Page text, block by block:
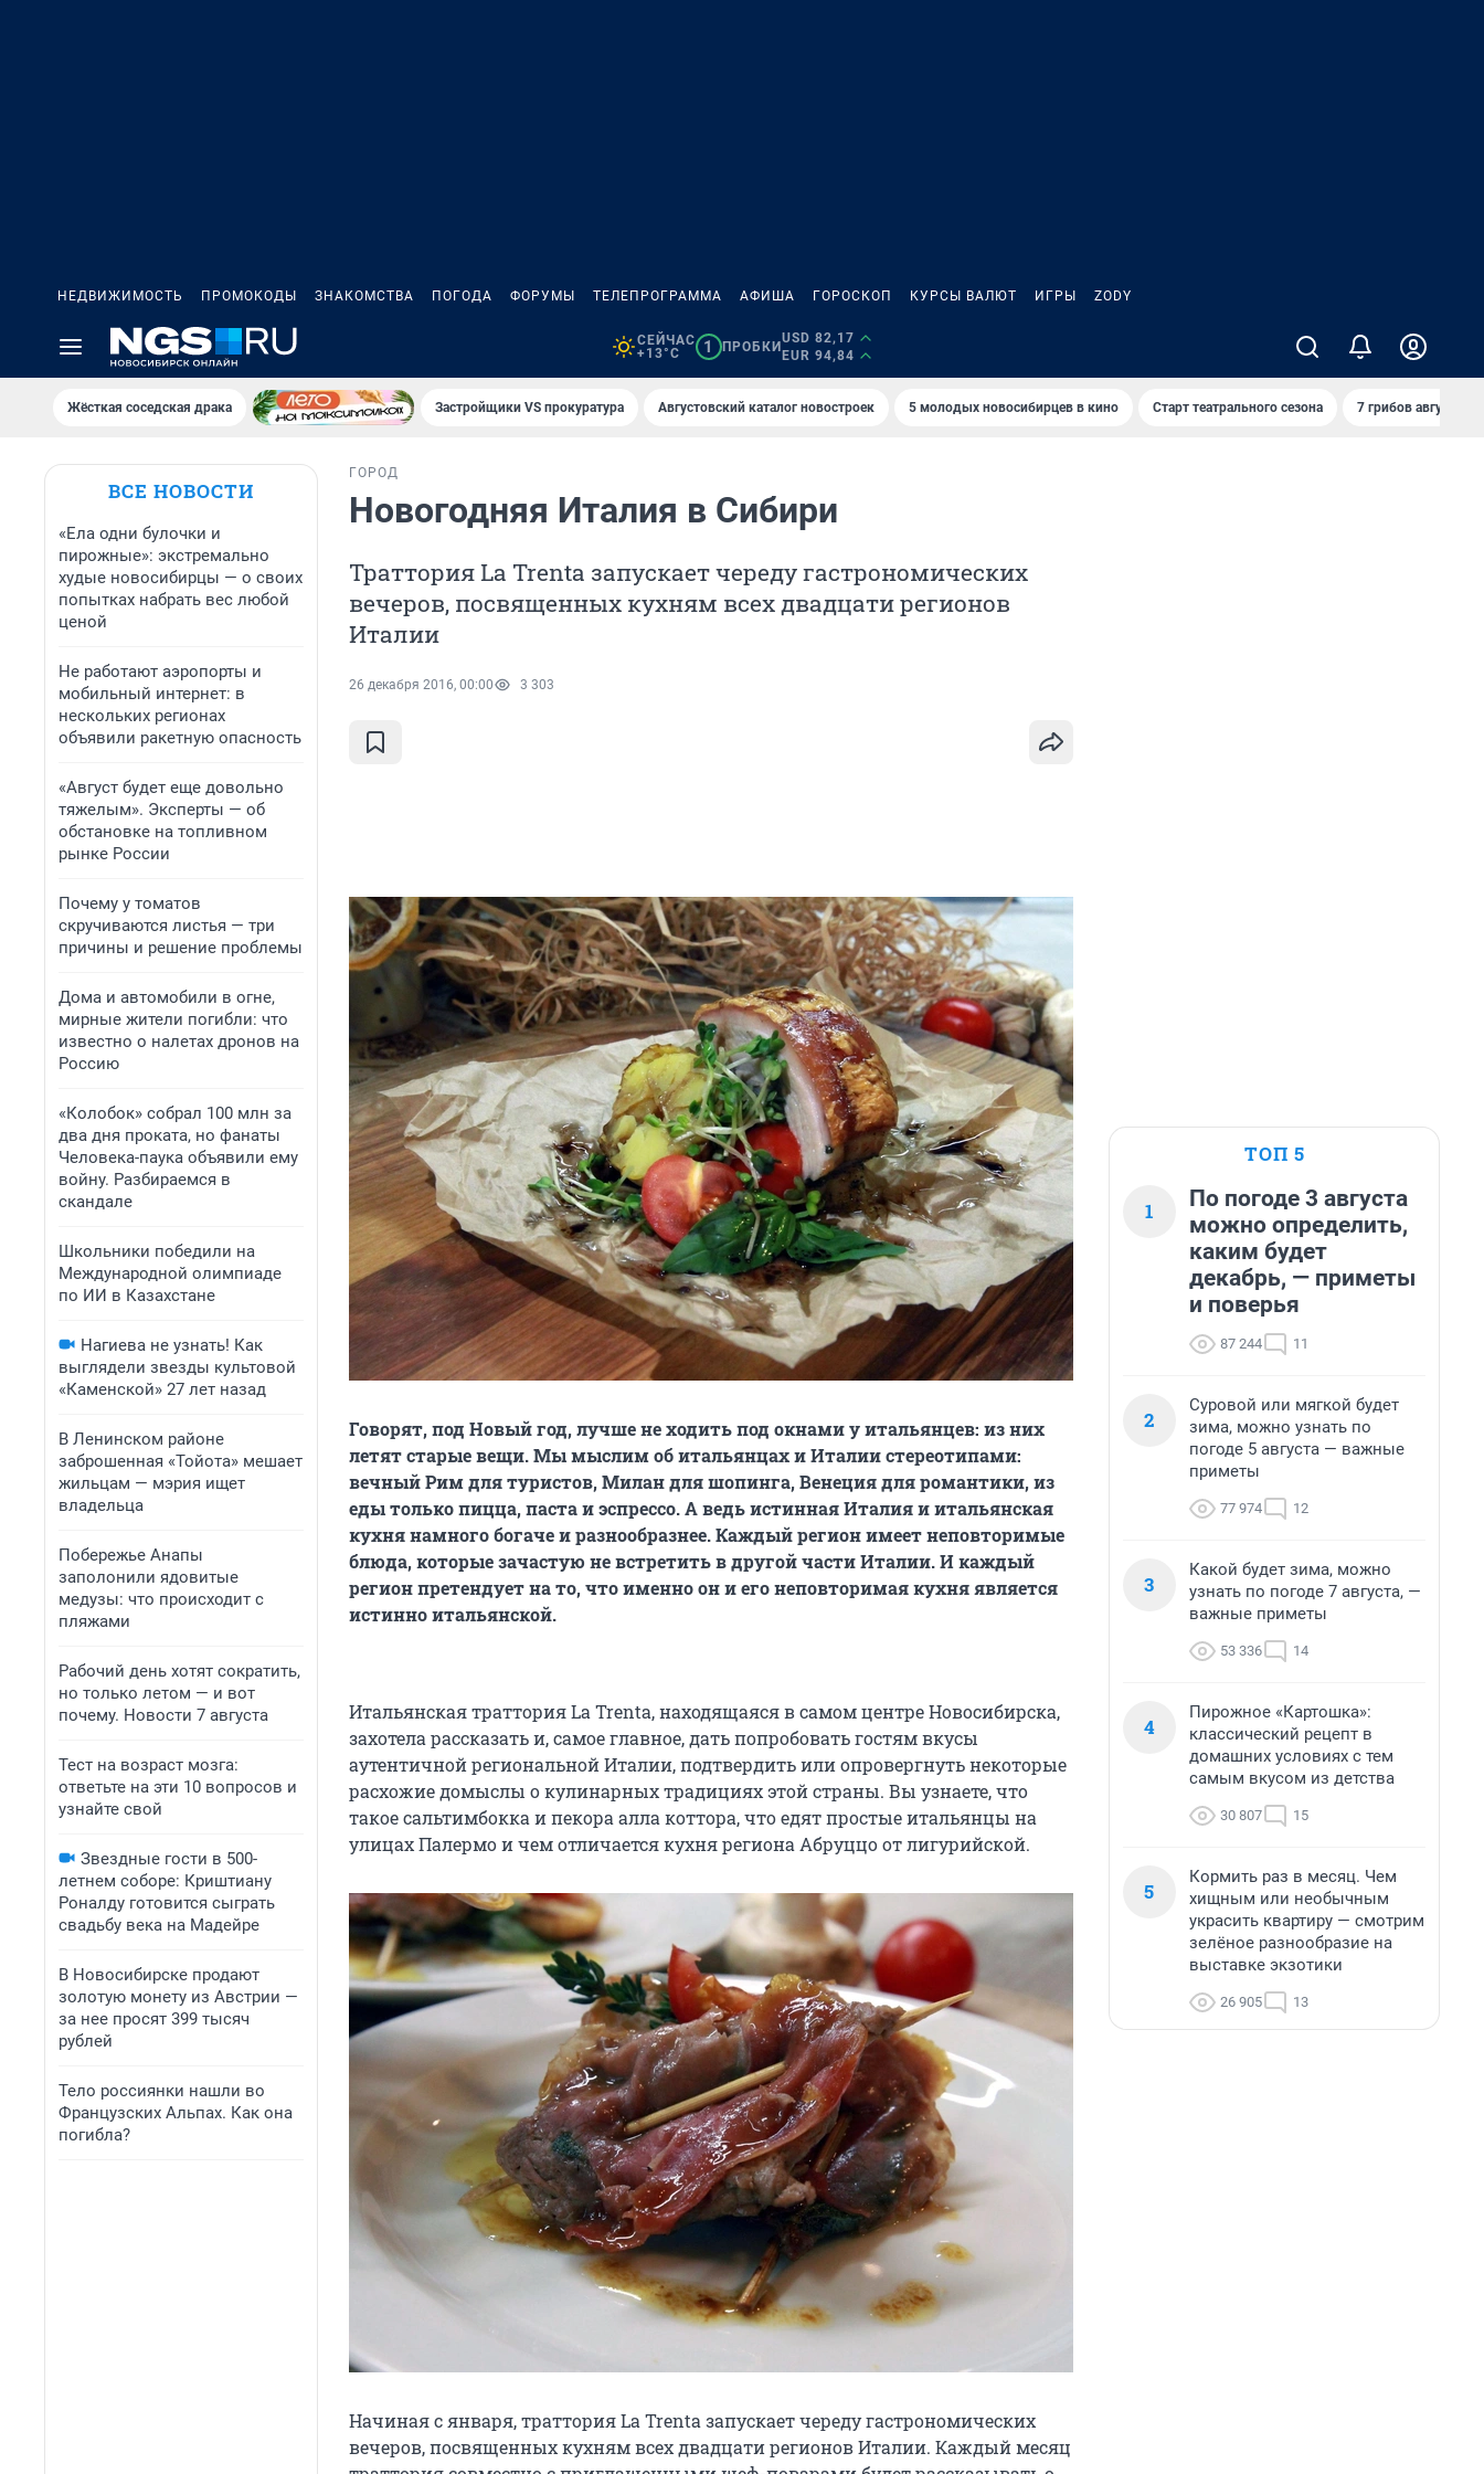
НЕДВИЖИМОСТЬ ПРОМОКОДЫ ЗНАКОМСТВА ПОГОДА ФОРУМЫ ТЕЛЕПРОГРАММА АФИША ГОРОСКОП КУРСЫ ВАЛЮТ ИГРЫ ZODY
СЕЙЧАС
+13°C
1 ПРОБКИ
USD 82,17
EUR 94,84
Жёсткая соседская драка Застройщики VS прокуратура Августовский каталог новостроек 5 молодых новосибирцев в кино Старт театрального сезона 7 грибов августа
ВСЕ НОВОСТИ
«Ела одни булочки и
пирожные»: экстремально
худые новосибирцы — о своих
попытках набрать вес любой
ценой
Не работают аэропорты и
мобильный интернет: в
нескольких регионах
объявили ракетную опасность
«Август будет еще довольно
тяжелым». Эксперты — об
обстановке на топливном
рынке России
Почему у томатов
скручиваются листья — три
причины и решение проблемы
Дома и автомобили в огне,
мирные жители погибли: что
известно о налетах дронов на
Россию
«Колобок» собрал 100 млн за
два дня проката, но фанаты
Человека-паука объявили ему
войну. Разбираемся в
скандале
Школьники победили на
Международной олимпиаде
по ИИ в Казахстане
Нагиева не узнать! Как
выглядели звезды культовой
«Каменской» 27 лет назад
В Ленинском районе
заброшенная «Тойота» мешает
жильцам — мэрия ищет
владельца
Побережье Анапы
заполонили ядовитые
медузы: что происходит с
пляжами
Рабочий день хотят сократить,
но только летом — и вот
почему. Новости 7 августа
Тест на возраст мозга:
ответьте на эти 10 вопросов и
узнайте свой
Звездные гости в 500-
летнем соборе: Криштиану
Роналду готовится сыграть
свадьбу века на Мадейре
В Новосибирске продают
золотую монету из Австрии —
за нее просят 399 тысяч
рублей
Тело россиянки нашли во
Французских Альпах. Как она
погибла?
ГОРОД
Новогодняя Италия в Сибири
Траттория La Trenta запускает череду гастрономических
вечеров, посвященных кухням всех двадцати регионов
Италии
26 декабря 2016, 00:00 3 303
​Говорят, под Новый год, лучше не ходить под окнами у итальянцев: из них
летят старые вещи. Мы мыслим об итальянцах и Италии стереотипами:
вечный Рим для туристов, Милан для шопинга, Венеция для романтики, из
еды только пицца, паста и эспрессо. А ведь истинная Италия и итальянская
кухня намного богаче и разнообразнее. Каждый регион имеет неповторимые
блюда, которые зачастую не встретить в другой части Италии. И каждый
регион претендует на то, что именно он и его неповторимая кухня является
истинно итальянской.
Итальянская траттория La Trenta, находящаяся в самом центре Новосибирска,
захотела рассказать и, самое главное, дать попробовать гостям вкусы
аутентичной региональной Италии, подтвердить или опровергнуть некоторые
расхожие домыслы о кулинарных традициях этой страны. Вы узнаете, что
такое сальтимбокка и пекора алла коттора, что едят простые итальянцы на
улицах Палермо и чем отличается кухня региона Абруццо от лигурийской.
Начиная с января, траттория La Trenta запускает череду гастрономических
вечеров, посвященных кухням всех двадцати регионов Италии. Каждый месяц
ТОП 5
1
По погоде 3 августа
можно определить,
каким будет
декабрь, — приметы
и поверья
87 244 11
2
Суровой или мягкой будет
зима, можно узнать по
погоде 5 августа — важные
приметы
77 974 12
3
Какой будет зима, можно
узнать по погоде 7 августа, —
важные приметы
53 336 14
4
Пирожное «Картошка»:
классический рецепт в
домашних условиях с тем
самым вкусом из детства
30 807 15
5
Кормить раз в месяц. Чем
хищным или необычным
украсить квартиру — смотрим
зелёное разнообразие на
выставке экзотики
26 905 13